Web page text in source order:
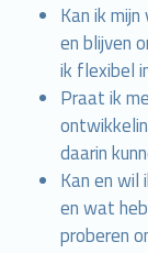
Kan ik
en blijven
ik flexibel
Praat ik
daarin
Kan en wil
en wat
proberen